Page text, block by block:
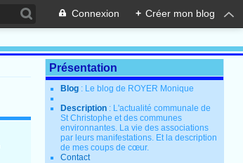
Connexion + Créer mon blog
Présentation
Blog : Le blog de ROYER Monique
Description : L'actualité communale de
St Christophe et des communes
environnantes. La vie des associations
par leurs manifestations. Et la description
de mes coups de cœur.
Contact